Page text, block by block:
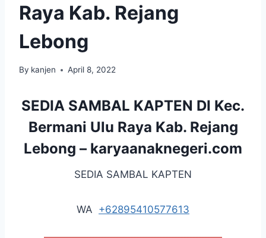
Raya Kab. Rejang
Lebong
By kanjen April 8, 2022
SEDIA SAMBAL KAPTEN DI Kec.
Bermani Ulu Raya Kab. Rejang
Lebong – karyaanaknegeri.com
SEDIA SAMBAL KAPTEN
WA +62895410577613